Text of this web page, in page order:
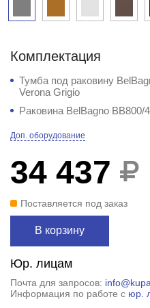
Комплектация
Тумба под раковину
Verona Grigio
Раковина BelBagno BB800/
Доп. оборудование
34 437
Поставляется под заказ
В корзину
Юр. лицам
Почта для запросов:
Информация по работе с юр.